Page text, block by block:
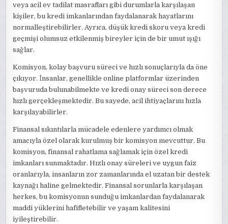
veya acil ev tadilat masrafları gibi durumlarla karşılaşan
kişiler, bu kredi imkanlarından faydalanarak hayatlarını
normalleştirebilirler. Ayrıca, düşük kredi skoru veya kredi
geçmişi olumsuz etkilenmiş bireyler için de bir umut ışığı
sağlar.
Komisyon, kolay başvuru süreci ve hızlı sonuçlarıyla da öne
çıkıyor. İnsanlar, genellikle online platformlar üzerinden
başvuruda bulunabilmekte ve kredi onay süreci son derece
hızlı gerçekleşmektedir. Bu sayede, acil ihtiyaçlarını hızla
karşılayabilirler.
Finansal sıkıntılarla mücadele edenlere yardımcı olmak
amacıyla özel olarak kurulmuş bir komisyon mevcuttur. Bu
komisyon, finansal rahatlama sağlamak için özel kredi
imkanları sunmaktadır. Hızlı onay süreleri ve uygun faiz
oranlarıyla, insanların zor zamanlarında el uzatan bir destek
kaynağı haline gelmektedir. Finansal sorunlarla karşılaşan
herkes, bu komisyonun sunduğu imkanlardan faydalanarak
maddi yüklerini hafifletebilir ve yaşam kalitesini
iyileştirebilir.